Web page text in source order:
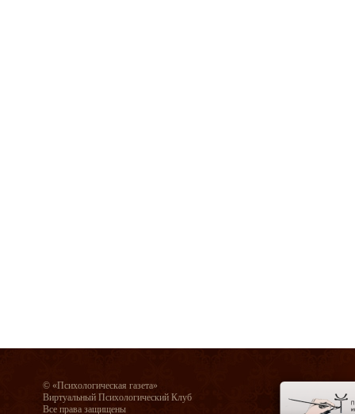
© «Психологическая газета»
Виртуальный Психологический Клуб
Все права защищены